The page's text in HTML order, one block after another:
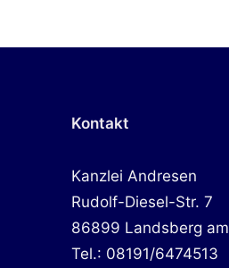
Kontakt
Kanzlei Andresen
Rudolf-Diesel-Str. 7
86899 Landsberg
Tel.: 08191/6474513